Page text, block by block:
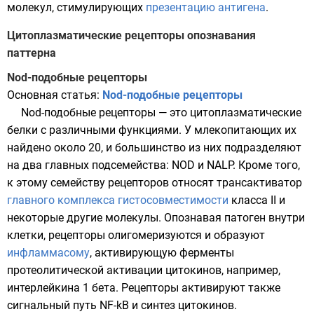
молекул, стимулирующих презентацию антигена.
Цитоплазматические рецепторы опознавания
паттерна
Nod-подобные рецепторы
Основная статья: Nod-подобные рецепторы
Nod-подобные рецепторы — это цитоплазматические
белки с различными функциями. У млекопитающих их
найдено около 20, и большинство из них подразделяют
на два главных подсемейства: NOD и NALP. Кроме того,
к этому семейству рецепторов относят трансактиватор
главного комплекса гистосовместимости класса II и
некоторые другие молекулы. Опознавая патоген внутри
клетки, рецепторы олигомеризуются и образуют
инфламмасому, активирующую ферменты
протеолитической активации цитокинов, например,
интерлейкина 1 бета. Рецепторы активируют также
сигнальный путь NF-kB и синтез цитокинов.